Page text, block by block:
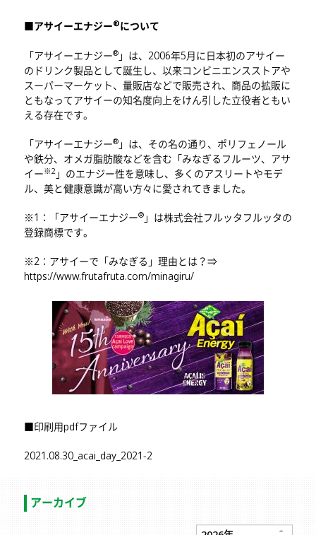
■アサイーエナジー®について
「アサイーエナジー®」は、2006年5月に日本初のアサイー
のドリンク製品として誕生し、以来コンビニエンスストアや
スーパーマーケット、量販店などで販売され、商品の拡販に
ともなってアサイーの知名度向上をけん引した立役者ともい
える存在です。
「アサイーエナジー®」は、その名の通り、ポリフェノール
や鉄分、オメガ脂肪酸などを含む「みなぎるフルーツ、アサ
イー※2」のエナジー性を意味し、多くのアスリートやモデ
ル、美と健康意識が高い方々に愛されてきました。
※1：「アサイーエナジー®」は株式会社フルッタフルッタの
登録商標です。
※2：アサイーで「みなぎる」理由とは？⇒
https://www.frutafruta.com/minagiru/
■印刷用pdfファイル
2021.08.30_acai_day_2021-2
アーカイブ